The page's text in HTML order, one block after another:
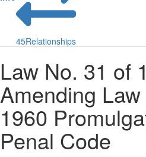
45Relationships
Law No. 31 of
Amending
1960
Penal Code